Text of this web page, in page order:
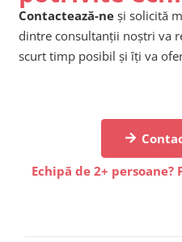
Contactează-ne și solicită
dintre consultanții noștri va
scurt timp posibil și îți va
Echipă de 2+